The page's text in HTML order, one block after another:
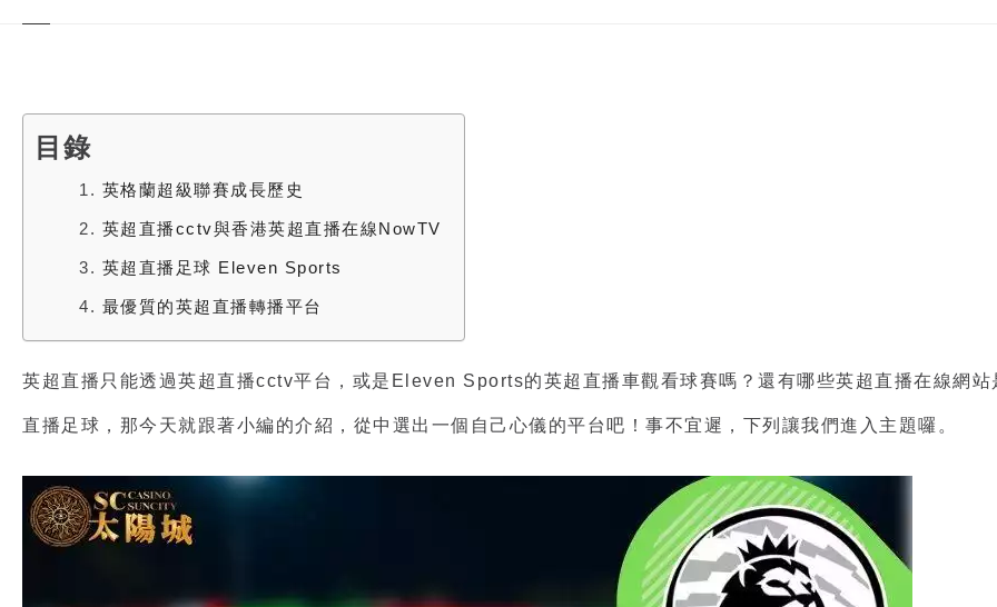
目錄
1. 英格蘭超級聯賽成長歷史
2. 英超直播cctv與香港英超直播在線NowTV
3. 英超直播足球 Eleven Sports
4. 最優質的英超直播轉播平台
英超直播 只能透過英超直播cctv平台，或是Eleven Sports的英超直播車觀看球賽嗎？還有哪些英超直播在線網站
直播足球 ，那今天就跟著小編的介紹，從中選出一個自己心儀的平台吧！事不宜遲，下列讓我們進入主題囉。